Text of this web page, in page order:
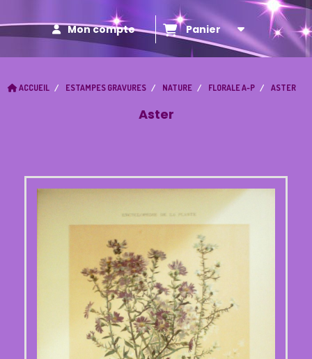
Mon compte Panier
ACCUEIL ESTAMPES GRAVURES NATURE FLORALE A-P ASTER
Aster